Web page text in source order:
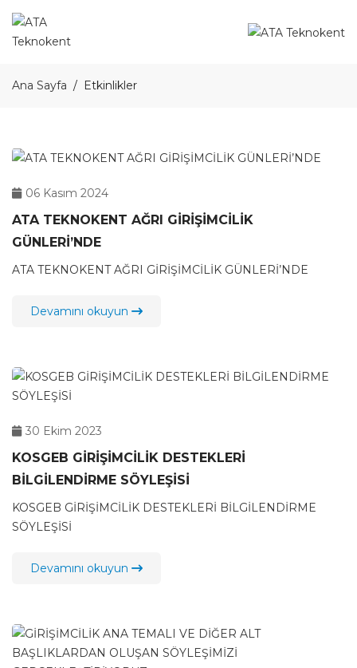
Ana Sayfa Etkinlikler
06 Kasım 2024
ATA TEKNOKENT AĞRI GİRİŞİMCİLİK
GÜNLERİ’NDE
ATA TEKNOKENT AĞRI GİRİŞİMCİLİK GÜNLERİ’NDE
Devamını okuyun
30 Ekim 2023
KOSGEB GİRİŞİMCİLİK DESTEKLERİ
BİLGİLENDİRME SÖYLEŞİSİ
KOSGEB GİRİŞİMCİLİK DESTEKLERİ BİLGİLENDİRME
SÖYLEŞİSİ
Devamını okuyun